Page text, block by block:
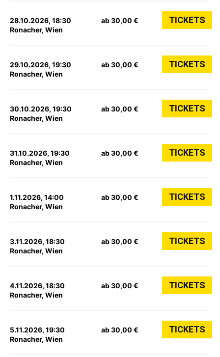
28.10.2026, 18:30
Ronacher, Wien
ab 30,00 € TICKETS
29.10.2026, 19:30
Ronacher, Wien
ab 30,00 € TICKETS
30.10.2026, 19:30
Ronacher, Wien
ab 30,00 € TICKETS
31.10.2026, 19:30
Ronacher, Wien
ab 30,00 € TICKETS
1.11.2026, 14:00
Ronacher, Wien
ab 30,00 € TICKETS
3.11.2026, 18:30
Ronacher, Wien
ab 30,00 € TICKETS
4.11.2026, 18:30
Ronacher, Wien
ab 30,00 € TICKETS
5.11.2026, 19:30
Ronacher, Wien
ab 30,00 € TICKETS